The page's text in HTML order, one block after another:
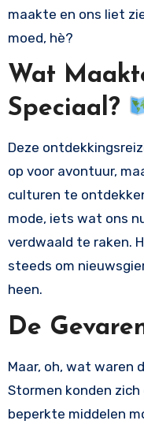
maakte en ons liet
moed, hè?
Wat
Speciaal?
Deze
op voor avontuur,
culturen te
mode, iets wat ons
verdwaald te raken.
steeds om
heen.
De
Maar, oh, wat waren
Stormen konden
beperkte middelen